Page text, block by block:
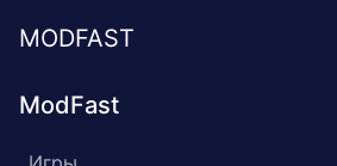
MODFAST
ModFast